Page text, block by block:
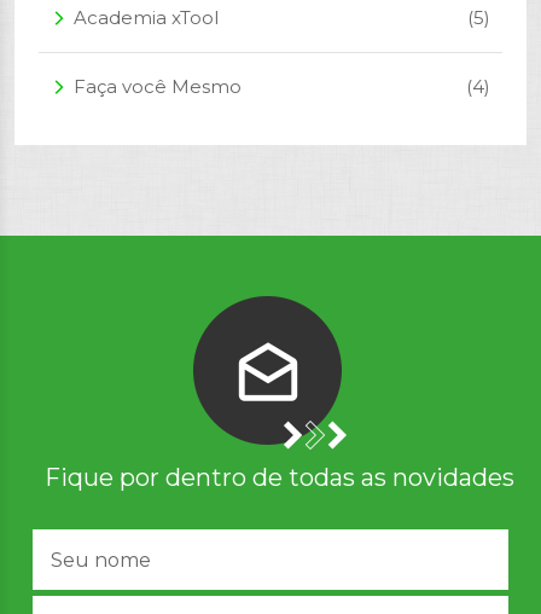
arrow_forward_ios Academia xTool (5)
arrow_forward_ios Faça você Mesmo (4)
Fique por dentro de todas as novidades